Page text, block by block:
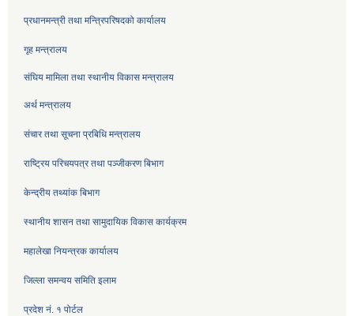
प्रधानमन्त्री तथा मन्त्रिपरिषदको कार्यालय
गृह मन्त्रालय
संघिय मामिला तथा स्थानीय विकास मन्त्रालय
अर्थ मन्त्रालय
संचार तथा सूचना प्रबिधि मन्त्रालय
राष्ट्रिय परिचयपत्र तथा पञ्जीकरण बिभाग
केन्द्रीय तथ्यांक बिभाग
स्थानीय शासन तथा सामुदायिक विकास कार्यक्रम
महालेखा नियन्त्रक कार्यालय
जिल्ला समन्वय समिति इलाम
प्रदेश नं. १ पोर्टल